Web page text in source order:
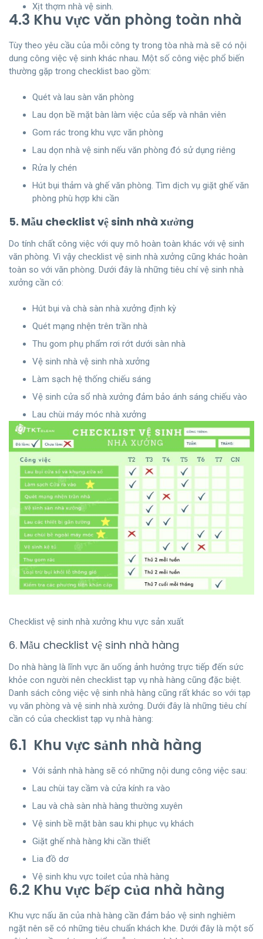
Xịt thợm nhà vệ sinh.
4.3 Khu vực văn phòng toàn nhà
Tùy theo yêu cầu của mỗi công ty trong tòa nhà mà sẽ có nội
dung công việc vệ sinh khác nhau. Một số công việc phổ biến
thường gặp trong checklist bao gồm:
Quét và lau sàn văn phòng
Lau dọn bề mặt bàn làm việc của sếp và nhân viên
Gom rác trong khu vực văn phòng
Lau dọn nhà vệ sinh nếu văn phòng đó sử dụng riêng
Rửa ly chén
Hút bụi thảm và ghế văn phòng. Tìm dịch vụ giặt ghế văn
phòng phù hợp khi cần
5. Mẫu checklist vệ sinh nhà xưởng
Do tính chất công việc với quy mô hoàn toàn khác với vệ sinh
văn phòng. Vì vậy checklist vệ sinh nhà xưởng cũng khác hoàn
toàn so với văn phòng. Dưới đây là những tiêu chí vệ sinh nhà
xưởng cần có:
Hút bụi và chà sàn nhà xưởng định kỳ
Quét mạng nhện trên trần nhà
Thu gom phụ phẩm rơi rớt dưới sàn nhà
Vệ sinh nhà vệ sinh nhà xưởng
Làm sạch hệ thống chiếu sáng
Vệ sinh cửa sổ nhà xưởng đảm bảo ánh sáng chiếu vào
Lau chùi máy móc nhà xưởng
Checklist vệ sinh nhà xưởng khu vực sản xuất
6. Mẫu checklist vệ sinh nhà hàng
Do nhà hàng là lĩnh vực ăn uống ảnh hưởng trực tiếp đến sức
khỏe con người nên checklist tạp vụ nhà hàng cũng đặc biệt.
Danh sách công việc vệ sinh nhà hàng cũng rất khác so với tạp
vụ văn phòng và vệ sinh nhà xưởng. Dưới đây là những tiêu chí
cần có của checklist tạp vụ nhà hàng:
6.1 Khu vực sảnh nhà hàng
Với sảnh nhà hàng sẽ có những nội dung công việc sau:
Lau chùi tay cầm và cửa kính ra vào
Lau và chà sàn nhà hàng thường xuyên
Vệ sinh bề mặt bàn sau khi phục vụ khách
Giặt ghế nhà hàng khi cần thiết
Lia đồ dơ
Vệ sinh khu vực toilet của nhà hàng
6.2 Khu vực bếp của nhà hàng
Khu vực nấu ăn của nhà hàng cần đảm bảo vệ sinh nghiêm
ngặt nên sẽ có những tiêu chuẩn khách khe. Dưới đây là một số